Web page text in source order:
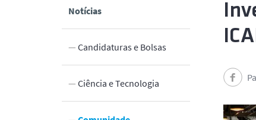
Notícias
Candidaturas e Bolsas
Ciência e Tecnologia